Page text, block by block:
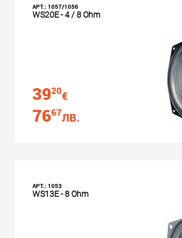
АРТ.: 1057/1056
WS20E - 4 / 8 Ohm
3920€
7667ЛВ.
АРТ.: 1053
WS13E - 8 Ohm